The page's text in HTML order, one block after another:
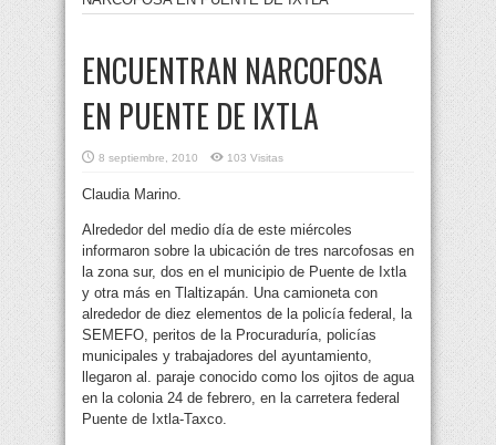
ENCUENTRAN NARCOFOSA
EN PUENTE DE IXTLA
8 septiembre, 2010 103 Visitas
Claudia Marino.
Alrededor del medio día de este miércoles
informaron sobre la ubicación de tres narcofosas en
la zona sur, dos en el municipio de Puente de Ixtla
y otra más en Tlaltizapán. Una camioneta con
alrededor de diez elementos de lapolicía federal, la
SEMEFO, peritos de la Procuraduría, policías
municipales y trabajadores del ayuntamiento,
llegaron al. paraje conocido como los ojitos de agua
en la colonia 24 de febrero, en la carretera federal
Puente de Ixtla-Taxco.